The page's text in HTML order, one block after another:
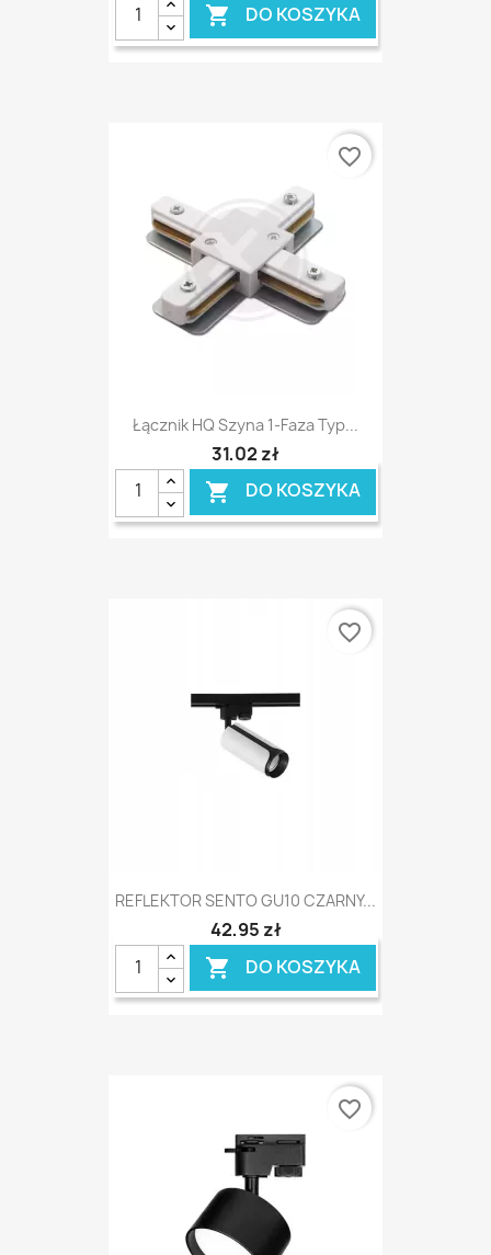
 DO KOSZYKA
Łącznik HQ Szyna 1-Faza Typ...
31,02 zł
 DO KOSZYKA
favorite_border
REFLEKTOR SENTO GU10 CZARNY...
42,95 zł
 DO KOSZYKA
favorite_border
favorite_border